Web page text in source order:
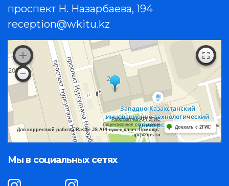
проспект Н. Назарбаева, 194
reception@wkitu.kz
Работает на API 2ГИС
Лицензионное соглашение
Для корректной работы Raster JS API нужен ключ. Помощь:
api@2gis.ru
Доехать с 2ГИС
Мы в социальных сетях